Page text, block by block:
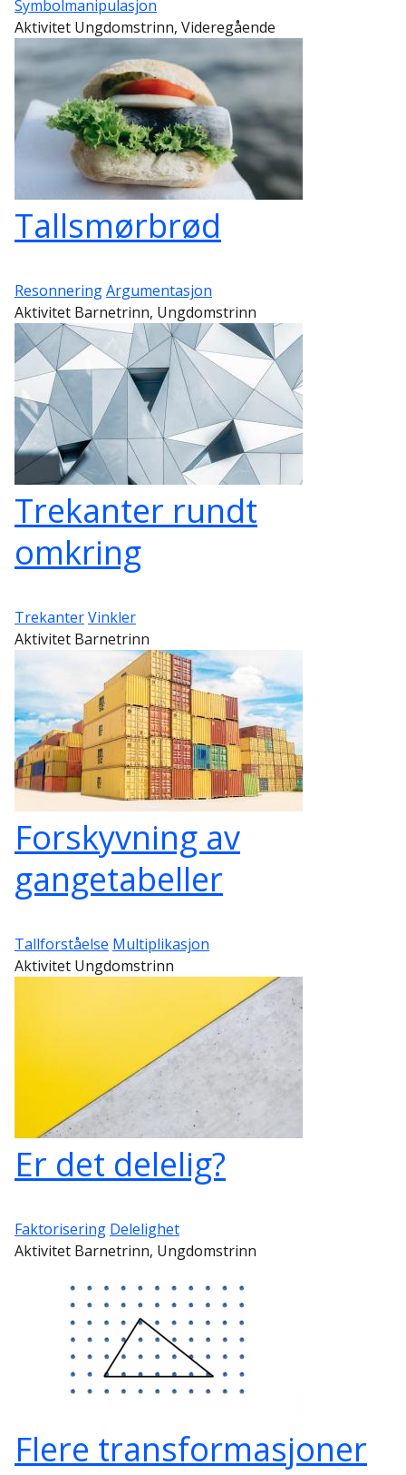
Symbolmanipulasjon
Aktivitet Ungdomstrinn, Videregående
Tallsmørbrød
ResonneringArgumentasjon
Aktivitet Barnetrinn, Ungdomstrinn
Trekanter rundt
omkring
TrekanterVinkler
Aktivitet Barnetrinn
Forskyvning av
gangetabeller
Tallforståelse Multiplikasjon
Aktivitet Ungdomstrinn
Er det delelig?
Faktorisering Delelighet
Aktivitet Barnetrinn, Ungdomstrinn
Flere transformasjoner